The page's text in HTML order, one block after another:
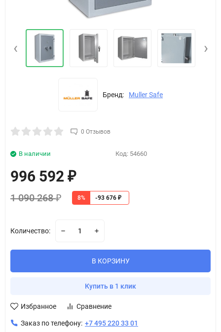
‹ ›
Бренд: Muller Safe
0 Отзывов
В наличии Код: 54660
996 592 ₽
1 090 268₽ 8% -93 676 ₽
Количество:
В КОРЗИНУ
Купить в 1 клик
Избранное Сравнение
Заказ по телефону: +7 495 220 33 01